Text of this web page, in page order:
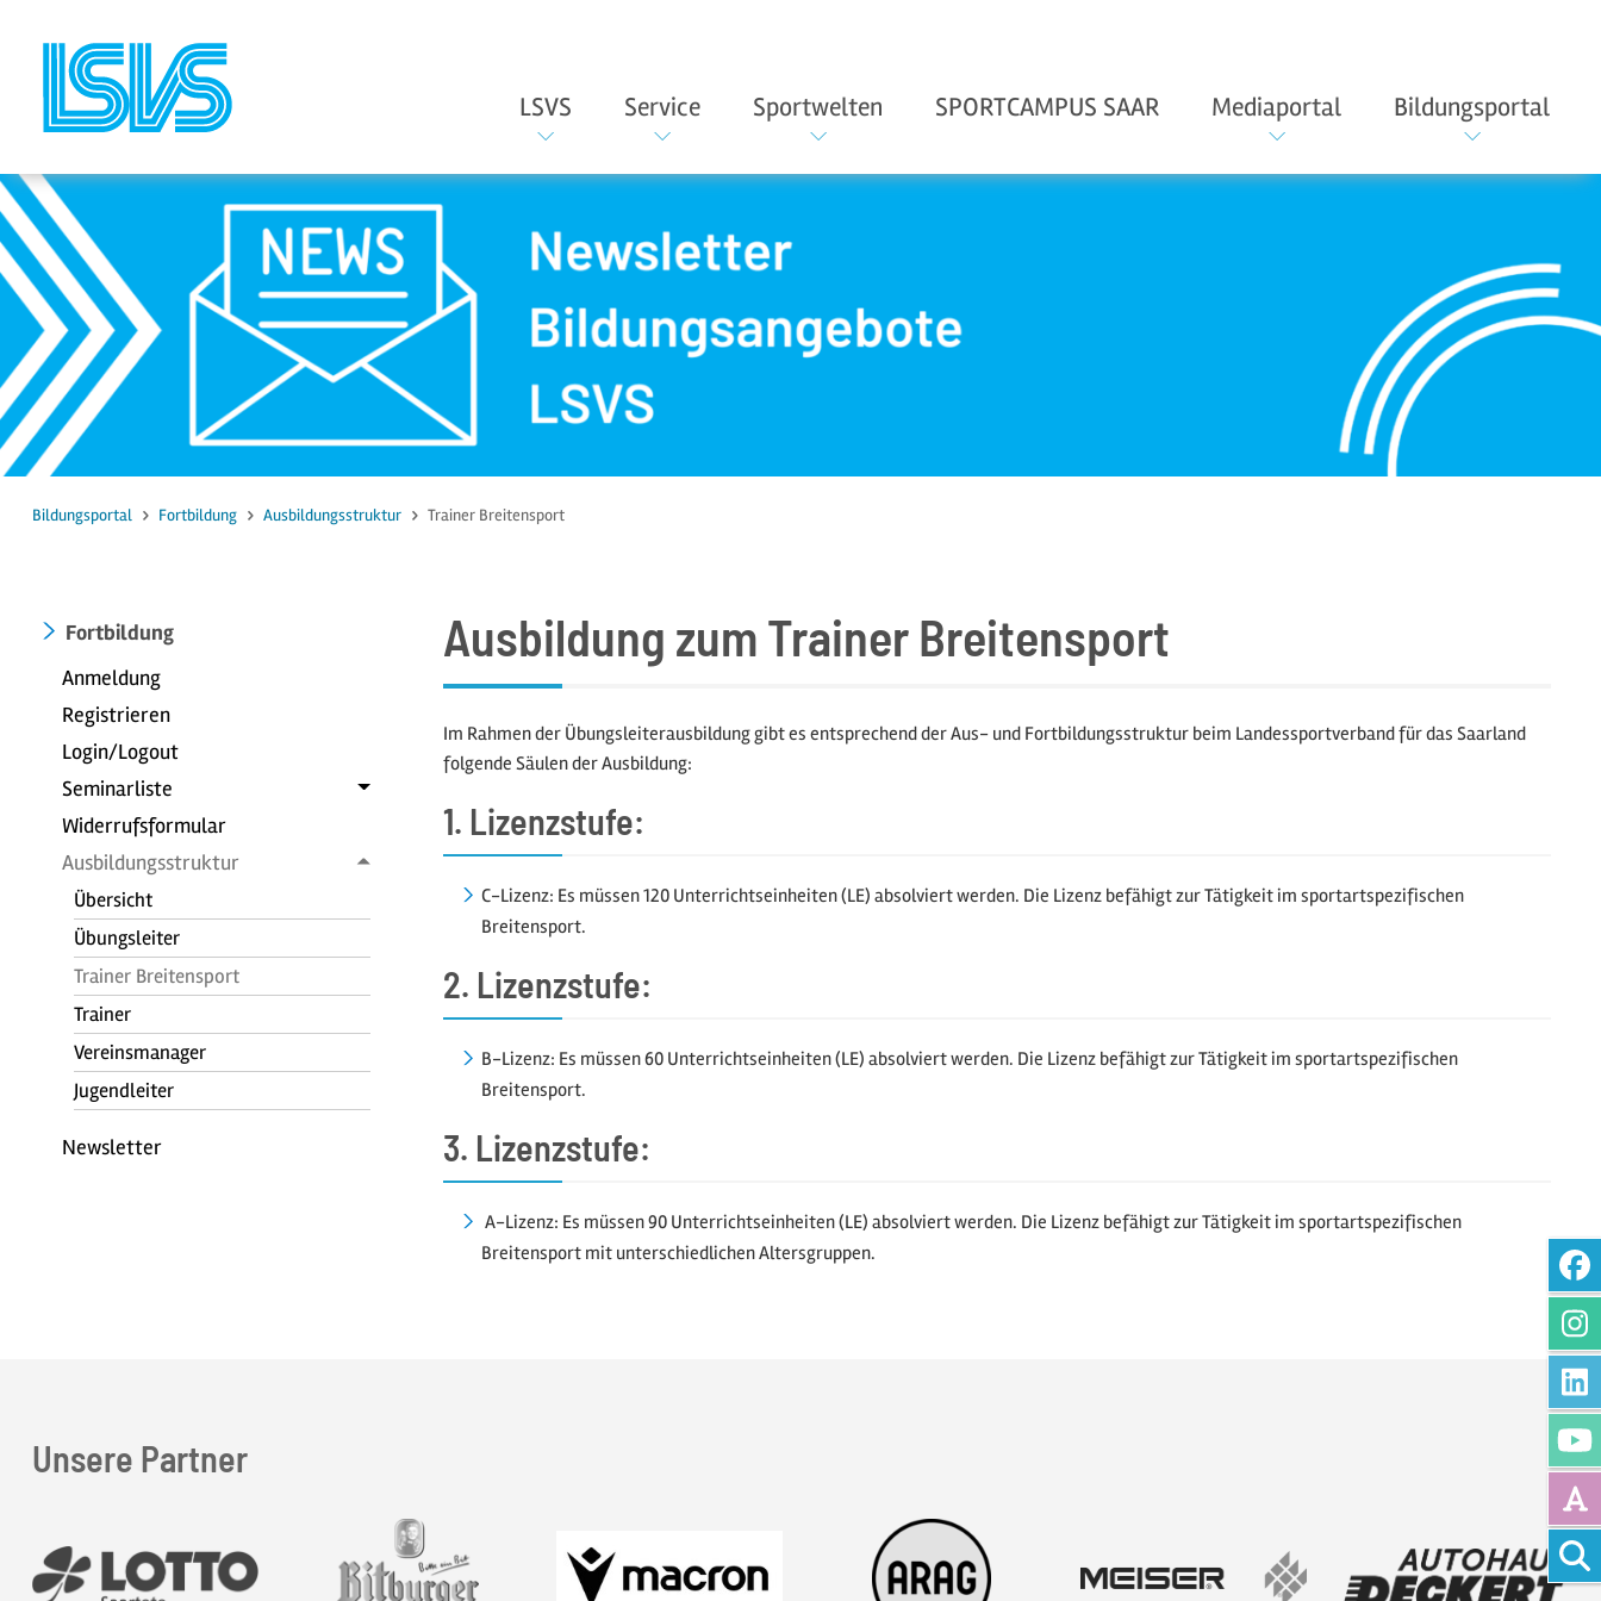
zum Inhalt
zur Suche
LSVS Service Sportwelten SPORTCAMPUS SAAR Mediaportal Bildungsportal
Bildungsportal Fortbildung Ausbildungsstruktur Trainer Breitensport
Fortbildung
Anmeldung
Registrieren
Login/Logout
Seminarliste
Widerrufsformular
Ausbildungsstruktur
Übersicht
Übungsleiter
Trainer Breitensport
Trainer
Vereinsmanager
Jugendleiter
Newsletter
Ausbildung zum Trainer Breitensport
Im Rahmen der Übungsleiterausbildung gibt es entsprechend der Aus- und Fortbildungsstruktur beim Landessportverband für das Saarland
folgende Säulen der Ausbildung:
1. Lizenzstufe:
C-Lizenz: Es müssen 120 Unterrichtseinheiten (LE) absolviert werden. Die Lizenz befähigt zur Tätigkeit im sportartspezifischen
Breitensport.
2. Lizenzstufe:
B-Lizenz: Es müssen 60 Unterrichtseinheiten (LE) absolviert werden. Die Lizenz befähigt zur Tätigkeit im sportartspezifischen
Breitensport.
3. Lizenzstufe:
A-Lizenz: Es müssen 90 Unterrichtseinheiten (LE) absolviert werden. Die Lizenz befähigt zur Tätigkeit im sportartspezifischen
Breitensport mit unterschiedlichen Altersgruppen.
Unsere Partner